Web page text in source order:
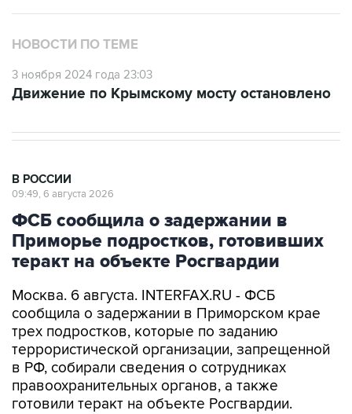
НОВОСТИ ПО ТЕМЕ
3 ноября 2024 года 23:03
Движение по Крымскому мосту остановлено
В РОССИИ
09:49, 6 августа 2026
ФСБ сообщила о задержании в
Приморье подростков, готовивших
теракт на объекте Росгвардии
Москва. 6 августа. INTERFAX.RU - ФСБ
сообщила о задержании в Приморском крае
трех подростков, которые по заданию
террористической организации, запрещенной
в РФ, собирали сведения о сотрудниках
правоохранительных органов, а также
готовили теракт на объекте Росгвардии.